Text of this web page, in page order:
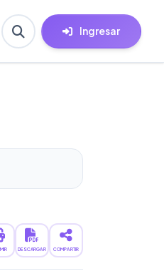
Ingresar
DESCARGAR COMPARTIR